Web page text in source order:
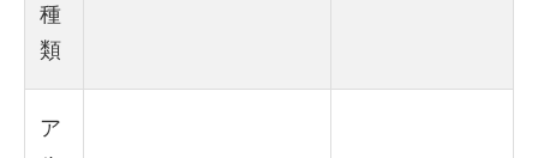
種
類
ア